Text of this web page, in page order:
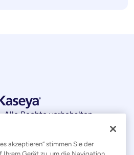
Alle Rechte vorbehalten.
akzeptieren“ stimmen Sie der